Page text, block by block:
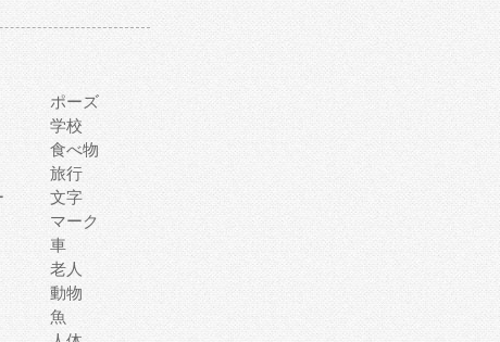
ポーズ
学校
食べ物
旅行
文字
マーク
車
老人
動物
魚